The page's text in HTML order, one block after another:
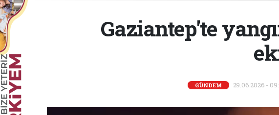
Gaziantep'te
GÜNDEM 29.06.2026 -